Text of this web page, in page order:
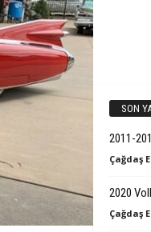
SON
2011-
Çağdaş
2020
Çağdaş